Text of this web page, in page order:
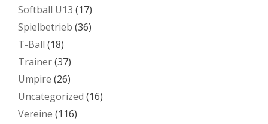
Softball U13 (17)
Spielbetrieb (36)
T-Ball (18)
Trainer(37)
Umpire (26)
Uncategorized (16)
Vereine (116)